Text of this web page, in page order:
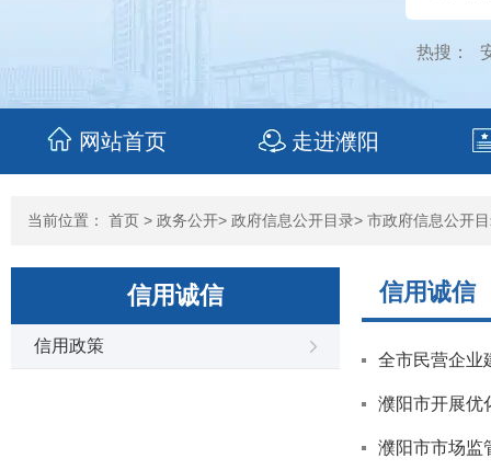
热搜：
网站首页 走进濮阳
当前位置： 首页 > 政务公开> 政府信息公开目录> 市政府信息公开
信用诚信
信用政策
信用诚信
全市民营企业
濮阳市开展
濮阳市市场监